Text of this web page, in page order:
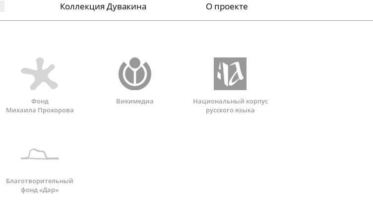
Коллекция Дувакина О проекте
Фонд
Михаила Прохорова
Викимедиа
Национальный корпус
русского языка
Благотворительный
фонд «Дар»